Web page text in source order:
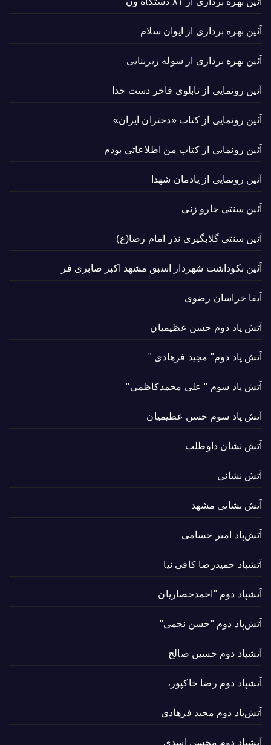
آئین بهره برداری از ایوان سلام
آئین بهره برداری از سوله زیربنایی
آئین رونمایی از تابلوی فاخر دست خدا
آئین رونمایی از کتاب «دختران ایران»
آئین رونمایی از کتاب من اطلاعاتی بودم
آئین رونمایی از یادمان شهدا
آئین سنتی جارو زنی
آئین سنتی گلابگیری نذر امام رضا(ع)
آئین نکوداشت شهردار اسبق مشهد اکبر صابری فر
آبفا خراسان رضوی
آتش پاد دوم حسن عظیمیان
آتش پاد دوم" مجید فرهادی "
آتش پاد سوم " علی محمدکاظمی"
آتش پاد سوم حسن عظیمیان
آتش نشان داوطلب
آتش نشانی
آتش نشانی مشهد
آتش‌پاد امیر حسامی
آتشپاد حميدرضا کافی نیا
آتشپاد دوم "احمدحصاریان
آتش‌پاد دوم "حسن نجمی"
آتشپاد دوم حسین صالح
آتشپاد دوم رضا خاکپور،
آتش‌پاد دوم مجید فرهادی
آتشپاد دوم محسن اسدی